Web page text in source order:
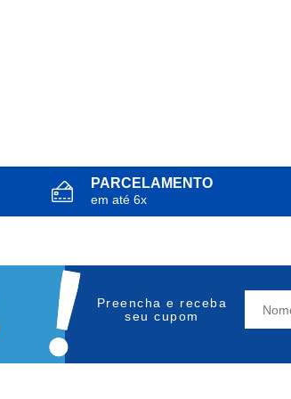
PARCELAMENTO
em até 6x
Preencha e receba
seu cupom